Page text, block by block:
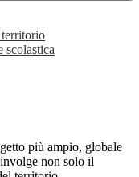
scolastica
più ampio, globale
non solo il